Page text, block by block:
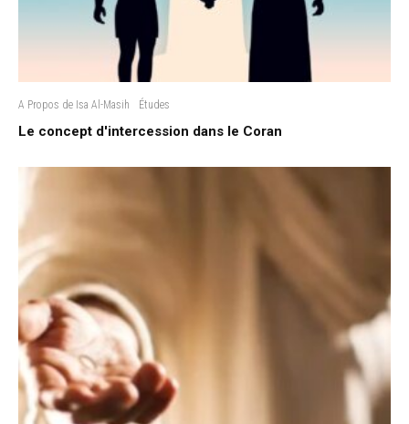
A Propos de Isa Al-Masih Études
Le concept d'intercession dans le Coran